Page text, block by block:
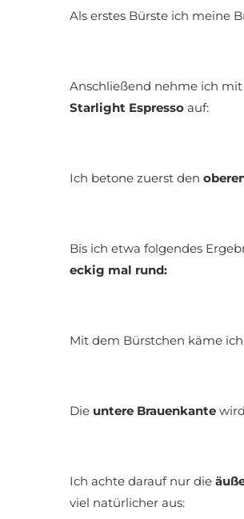
Als erstes Bürste ich meine
Anschließend nehme ich
Starlight Espresso auf:
Ich betone zuerst den
Bis ich etwa folgendes
eckig mal rund:
Mit dem Bürstchen käme
Die untere Brauenkante
Ich achte darauf nur die
viel natürlicher aus: